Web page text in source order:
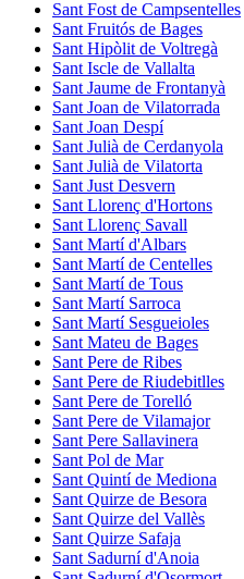
Sant Fost de Campsentelles
Sant Fruitós de Bages
Sant Hipòlit de Voltregà
Sant Iscle de Vallalta
Sant Jaume de Frontanyà
Sant Joan de Vilatorrada
Sant Joan Despí
Sant Julià de Cerdanyola
Sant Julià de Vilatorta
Sant Just Desvern
Sant Llorenç d'Hortons
Sant Llorenç Savall
Sant Martí d'Albars
Sant Martí de Centelles
Sant Martí de Tous
Sant Martí Sarroca
Sant Martí Sesgueioles
Sant Mateu de Bages
Sant Pere de Ribes
Sant Pere de Riudebitlles
Sant Pere de Torelló
Sant Pere de Vilamajor
Sant Pere Sallavinera
Sant Pol de Mar
Sant Quintí de Mediona
Sant Quirze de Besora
Sant Quirze del Vallès
Sant Quirze Safaja
Sant Sadurní d'Anoia